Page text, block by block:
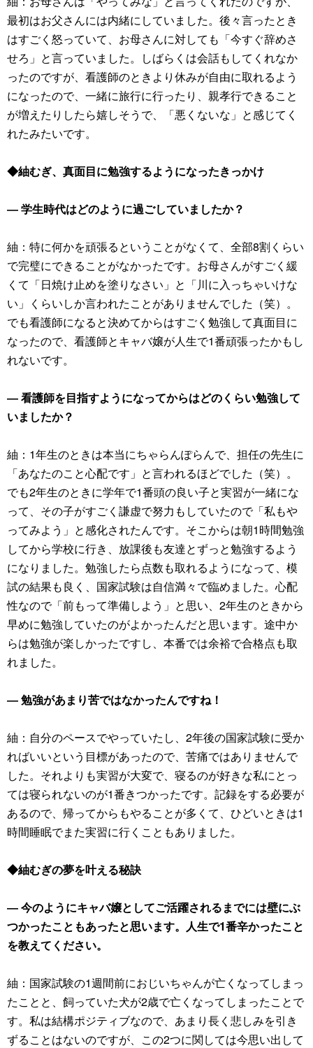
最初はお父さんには内緒にしていました。後々言ったとき
はすごく怒っていて、お母さんに対しても「今すぐ辞めさ
せろ」と言っていました。しばらくは会話もしてくれなか
ったのですが、看護師のときより休みが自由に取れるよう
になったので、一緒に旅行に行ったり、親孝行できること
が増えたりしたら嬉しそうで、「悪くないな」と感じてく
れたみたいです。
◆紬むぎ、真面目に勉強するようになったきっかけ
― 学生時代はどのように過ごしていましたか？
紬：特に何かを頑張るということがなくて、全部8割くらい
で完璧にできることがなかったです。お母さんがすごく緩
くて「日焼け止めを塗りなさい」と「川に入っちゃいけな
い」くらいしか言われたことがありませんでした（笑）。
でも看護師になると決めてからはすごく勉強して真面目に
なったので、看護師とキャバ嬢が人生で1番頑張ったかもし
れないです。
― 看護師を目指すようになってからはどのくらい勉強して
いましたか？
紬：1年生のときは本当にちゃらんぽらんで、担任の先生に
「あなたのこと心配です」と言われるほどでした（笑）。
でも2年生のときに学年で1番頭の良い子と実習が一緒にな
って、その子がすごく謙虚で努力もしていたので「私もや
ってみよう」と感化されたんです。そこからは朝1時間勉強
してから学校に行き、放課後も友達とずっと勉強するよう
になりました。勉強したら点数も取れるようになって、模
試の結果も良く、国家試験は自信満々で臨めました。心配
性なので「前もって準備しよう」と思い、2年生のときから
早めに勉強していたのがよかったんだと思います。途中か
らは勉強が楽しかったですし、本番では余裕で合格点も取
れました。
― 勉強があまり苦ではなかったんですね！
紬：自分のペースでやっていたし、2年後の国家試験に受か
ればいいという目標があったので、苦痛ではありませんで
した。それよりも実習が大変で、寝るのが好きな私にとっ
ては寝られないのが1番きつかったです。記録をする必要が
あるので、帰ってからもやることが多くて、ひどいときは1
時間睡眠でまた実習に行くこともありました。
◆紬むぎの夢を叶える秘訣
― 今のようにキャバ嬢としてご活躍されるまでには壁にぶ
つかったこともあったと思います。人生で1番辛かったこと
を教えてください。
紬：国家試験の1週間前におじいちゃんが亡くなってしまっ
たことと、飼っていた犬が2歳で亡くなってしまったことで
す。私は結構ポジティブなので、あまり長く悲しみを引き
ずることはないのですが、この2つに関しては今思い出して